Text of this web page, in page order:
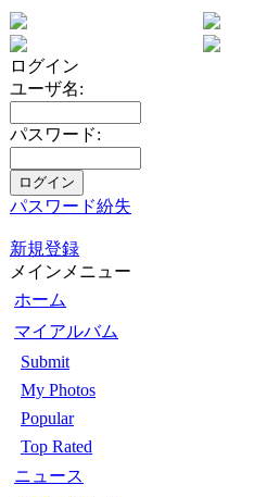
ログイン
ユーザ名:
パスワード:
パスワード紛失
新規登録
メインメニュー
ホーム
マイアルバム
Submit
My Photos
Popular
Top Rated
ニュース